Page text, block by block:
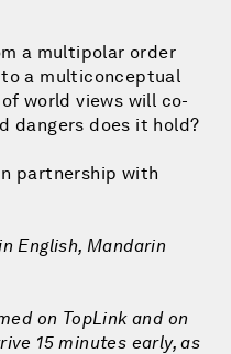
a multipolar order
a multiconceptual
world views will co-
dangers does it hold?
partnership with
English, Mandarin
on TopLink and on
15 minutes early, as